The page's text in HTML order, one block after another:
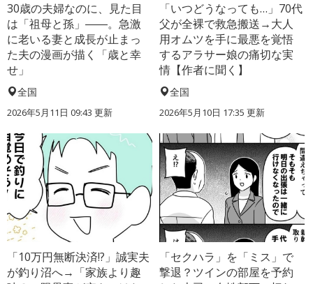
30歳の夫婦なのに、見た目
は「祖母と孫」――。急激
に老いる妻と成長が止まっ
た夫の漫画が描く「歳と幸
せ」
全国
2026年5月11日 09:43 更新
「いつどうなっても…」70代
父が全裸で救急搬送→大人
用オムツを手に最悪を覚悟
するアラサー娘の痛切な実
情【作者に聞く】
全国
2026年5月10日 17:35 更新
「10万円無断決済!?」誠実夫
が釣り沼へ→「家族より趣
「セクハラ」を「ミス」で
撃退？ツインの部屋を予約